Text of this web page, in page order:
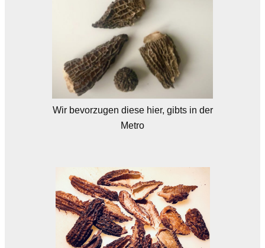
Wir bevorzugen diese hier, gibts in der
Metro